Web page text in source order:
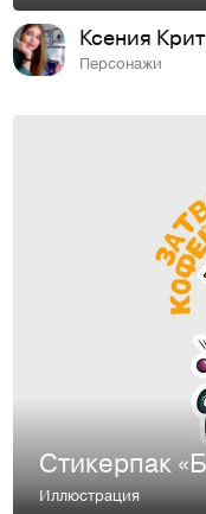
Ксения Крит
Персонажи
Иллюстрация